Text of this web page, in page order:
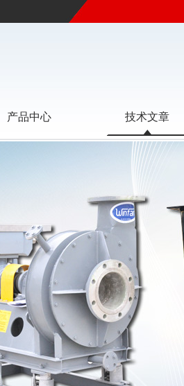
产品中心 技术文章